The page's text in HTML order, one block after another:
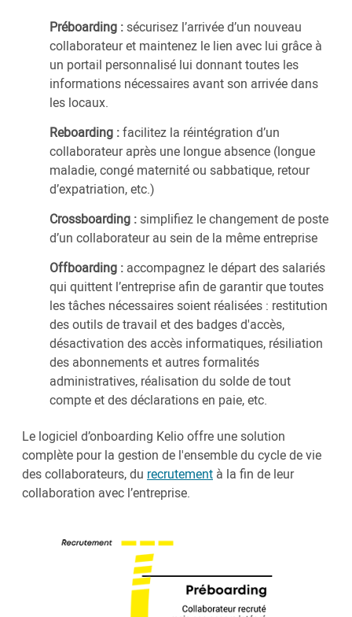
Préboarding :sécurisez l’arrivée d’un nouveau
collaborateur et maintenez le lien avec lui grâce à
un portail personnalisé lui donnant toutes les
informations nécessaires avant son arrivée dans
les locaux.
Reboarding :facilitez la réintégration d’un
collaborateur après une longue absence (longue
maladie, congé maternité ou sabbatique, retour
d’expatriation, etc.)
Crossboarding :simplifiez le changement de poste
d’un collaborateur au sein de la même entreprise
Offboarding : accompagnez le départ des salariés
qui quittent l’entreprise afin de garantir que toutes
les tâches nécessaires soient réalisées : restitution
des outils de travail et des badges d'accès,
désactivation des accès informatiques, résiliation
des abonnements et autres formalités
administratives, réalisation du solde de tout
compte et des déclarations en paie, etc.
Le logiciel d’onboarding Kelio offre une solution
complète pour la gestion de l'ensemble du cycle de vie
des collaborateurs, du recrutement à la fin de leur
collaboration avec l’entreprise.